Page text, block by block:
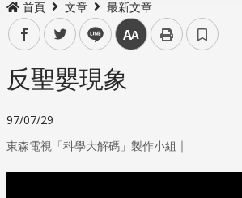
首頁 文章 最新文章
facebooktwitter line 中
反聖嬰現象
97/07/29
東森電視「科學大解碼」製作小組 ｜